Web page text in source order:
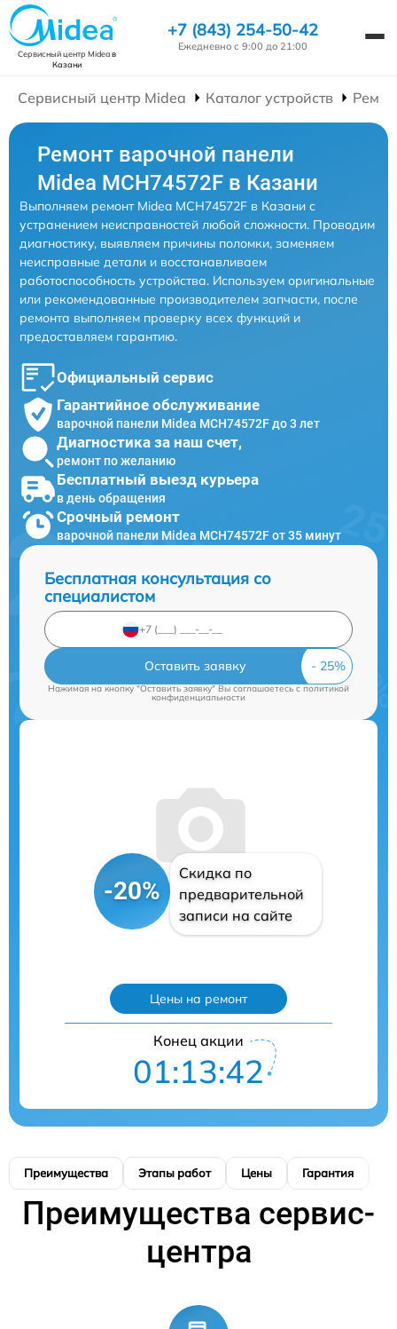
Сервисный центр Mideaв
Казани
+7 (843) 254-50-42
Ежедневно с 9:00 до 21:00
Сервисный центр Midea Каталог устройств
Ремонт варочной панели
Midea MCH74572F в Казани
Выполняем ремонт Midea MCH74572F в Казани с
устранением неисправностей любой сложности. Проводим
диагностику, выявляем причины поломки, заменяем
неисправные детали и восстанавливаем
работоспособность устройства. Используем оригинальные
или рекомендованные производителем запчасти, после
ремонта выполняем проверку всех функций и
предоставляем гарантию.
Официальный сервис
Гарантийное обслуживание
варочной панели Midea MCH74572F до 3 лет
Диагностика за наш счет,
ремонт по желанию
Бесплатный выезд курьера
в день обращения
Срочный ремонт
варочной панели Midea MCH74572F от 35 минут
Бесплатная консультация со
специалистом
Оставить заявку
Нажимая на кнопку "Оставить заявку" Вы соглашаетесь cполитикой
конфиденциальности
-20%
Скидка по
предварительной
записи на сайте
Цены на ремонт
Конец акции
01:13:41
Преимущества Этапы работ Цены Гарантия
Преимущества сервис-
центра